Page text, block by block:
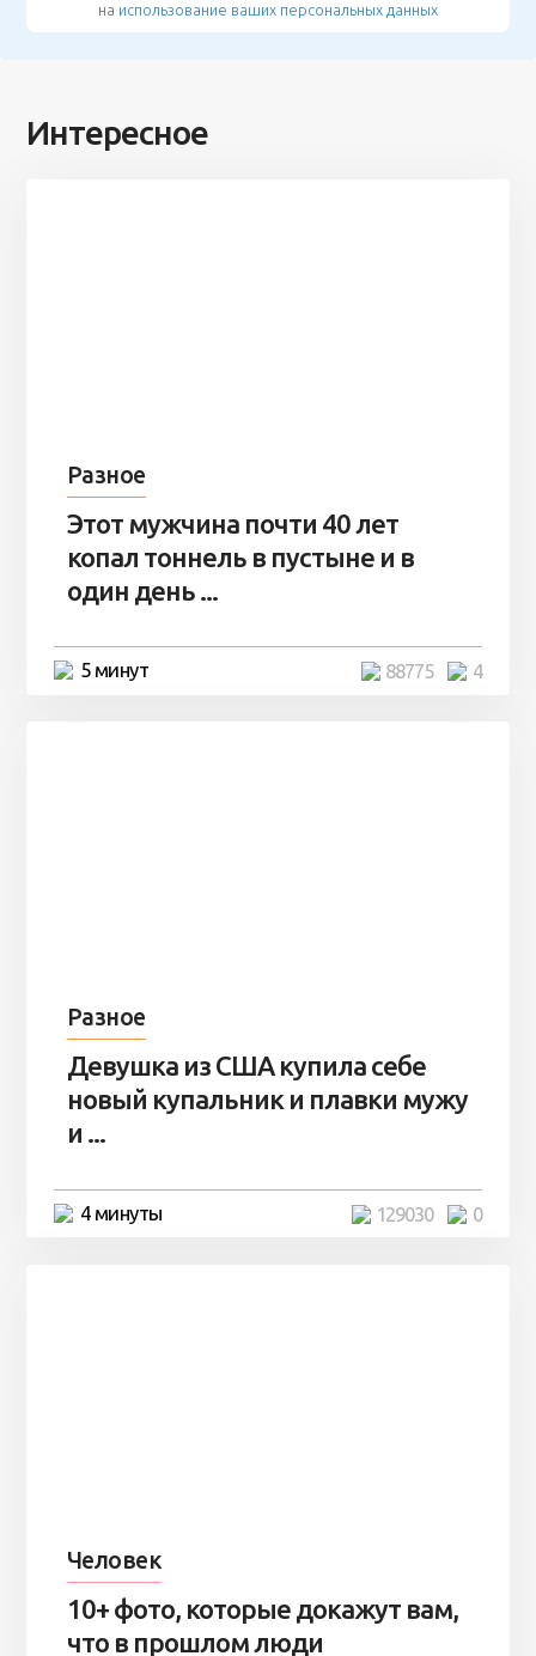
на использование ваших персональных данных
Интересное
Разное
Этот мужчина почти 40 лет
копал тоннель в пустыне и в
один день ...
5 минут 4
88775
Разное
Девушка из США купила себе
новый купальник и плавки мужу
и ...
4 минуты 0
129030
Человек
10+ фото, которые докажут вам,
что в прошлом люди